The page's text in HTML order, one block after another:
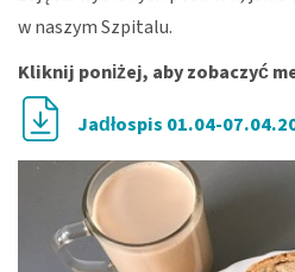
w naszym Szpitalu.
Kliknij poniżej, aby zobaczyć
Jadłospis 01.04-